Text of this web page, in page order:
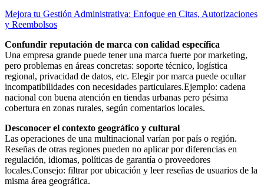
Mejora tu Gestión Administrativa: Enfoque en Citas, Autorizaciones
y Reembolsos
Confundir reputación de marca con calidad específica
Una empresa grande puede tener una marca fuerte por marketing,
pero problemas en áreas concretas: soporte técnico, logística
regional, privacidad de datos, etc. Elegir por marca puede ocultar
incompatibilidades con necesidades particulares.Ejemplo: cadena
nacional con buena atención en tiendas urbanas pero pésima
cobertura en zonas rurales, según comentarios locales.
Desconocer el contexto geográfico y cultural
Las operaciones de una multinacional varían por país o región.
Reseñas de otras regiones pueden no aplicar por diferencias en
regulación, idiomas, políticas de garantía o proveedores
locales.Consejo: filtrar por ubicación y leer reseñas de usuarios de la
misma área geográfica.